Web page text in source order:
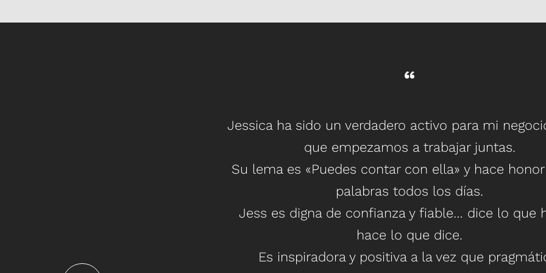
Jessica ha sido un verdadero activo para mi
que empezamos a trabajar juntas.
Su lema es «Puedes contar con ella» y hace
palabras todos los días.
Jess es digna de confianza y fiable… dice lo que
hace lo que dice.
Es inspiradora y positiva a la vez que